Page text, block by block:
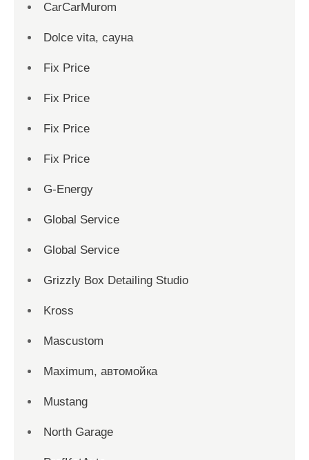
CarCarMurom
Dolce vita, сауна
Fix Price
Fix Price
Fix Price
Fix Price
G-Energy
Global Service
Global Service
Grizzly Box Detailing Studio
Kross
Mascustom
Maximum, автомойка
Mustang
North Garage